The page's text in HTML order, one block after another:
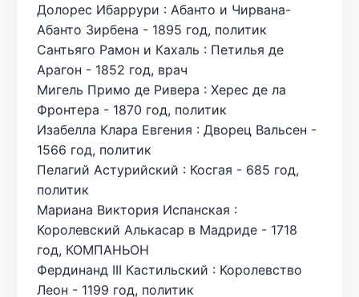
Долорес Ибаррури : Абанто и Чирвана-
Абанто Зирбена - 1895 год, политик
Сантьяго Рамон и Кахаль : Петилья де
Арагон - 1852 год, врач
Мигель Примо де Ривера : Херес де ла
Фронтера - 1870 год, политик
Изабелла Клара Евгения : Дворец Вальсен -
1566 год, политик
Пелагий Астурийский : Косгая - 685 год,
политик
Мариана Виктория Испанская :
Королевский Алькасар в Мадриде - 1718
год, КОМПАНЬОН
Фердинанд III Кастильский : Королевство
Леон - 1199 год, политик